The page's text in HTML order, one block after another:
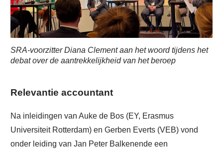
SRA-voorzitter Diana Clement aan het woord tijdens het
debat over de aantrekkelijkheid van het beroep
Relevantie accountant
Na inleidingen van Auke de Bos (EY, Erasmus
Universiteit Rotterdam) en Gerben Everts (VEB) vond
onder leiding van Jan Peter Balkenende een